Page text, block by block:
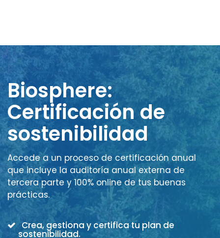
Biosphere:
Certificación de
sostenibilidad
Accede a un proceso de certificación anual
que incluye la auditoría anual externa de
tercera parte y 100% online de tus buenas
prácticas.
Crea, gestiona y certifica tu plan de
sostenibilidad.